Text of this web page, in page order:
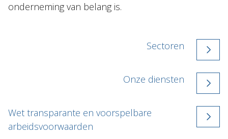
onderneming van belang is.
Sectoren
Onze diensten
Wet transparante en voorspelbare
arbeidsvoorwaarden